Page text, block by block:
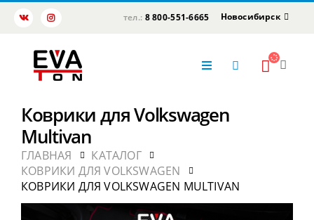
тел.: 8 800-551-6665 Новосибирск
Коврики для Volkswagen
Multivan
ГЛАВНАЯ
КАТАЛОГ
КОВРИКИ ДЛЯ VOLKSWAGEN
КОВРИКИ ДЛЯ VOLKSWAGEN MULTIVAN